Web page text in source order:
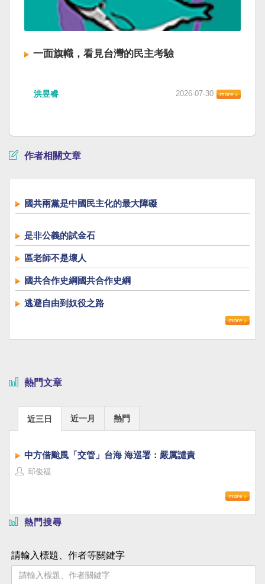
一面旗幟，看見台灣的民主考驗
洪昱睿 2026-07-30
作者相關文章
國共兩黨是中國民主化的最大障礙
是非公義的試金石
區老師不是壞人
國共合作史綱國共合作史綱
逃避自由到奴役之路
熱門文章
近三日 近一月 熱門
中方借颱風「交管」台海 海巡署：嚴厲譴責
邱俊福
熱門搜尋
請輸入標題、作者等關鍵字